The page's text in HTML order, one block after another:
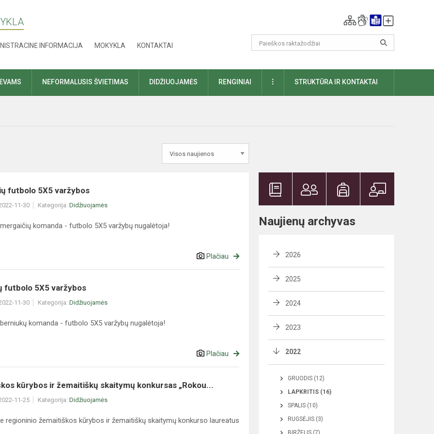
INFORMACIJA MOKYKLA KONTAKTAI
NEFORMALUSIS ŠVIETIMAS DIDŽIUOJAMĖS RENGINIAI DAUGIAUSTRUKTŪRA IR KONTAKTAI
futbolo 5X5 varžybos
11-30 Kategorija: Didžiuojamės
komanda - futbolo 5X5 varžybų nugalėtoja!
Plačiau
futbolo 5X5 varžybos
11-30 Kategorija: Didžiuojamės
komanda - futbolo 5X5 varžybų nugalėtoja!
Plačiau
kūrybos ir žemaitiškų skaitymų konkursas „Rokou...
11-25 Kategorija: Didžiuojamės
regioninio žemaitiškos kūrybos ir žemaitiškų skaitymų konkurso laureatus
Naujienų archyvas
2026
2025
2024
2023
2022
GRUODIS (12)
LAPKRITIS (16)
SPALIS (10)
RUGSĖJIS (3)